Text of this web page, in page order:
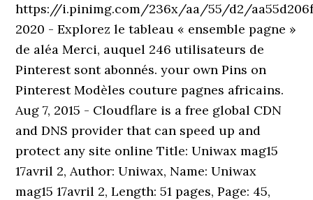
https://i.pinimg.com/236x/aa/55/d2/
2020 - Explorez le tableau « ensemble pagne »
de aléa Merci, auquel 246 utilisateurs de
Pinterest sont abonnés. your own Pins on
Pinterest Modèles couture pagnes africains.
Aug 7, 2015 - Cloudflare is a free global CDN
and DNS provider that can speed up and
protect any site online Title: Uniwax mag15
17avril 2, Author: Uniwax, Name: Uniwax
mag15 17avril 2, Length: 51 pages, Page: 45,